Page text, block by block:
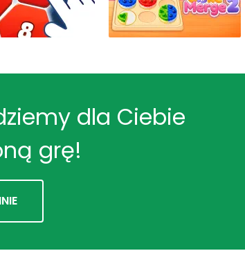
dla Ciebie
grę!